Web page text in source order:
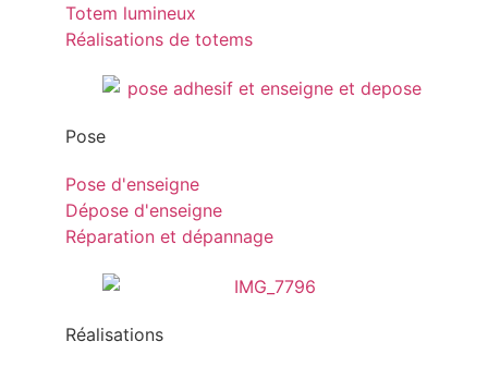
Totem lumineux
Réalisations de totems
Pose
Pose d'enseigne
Dépose d'enseigne
Réparation et dépannage
Réalisations